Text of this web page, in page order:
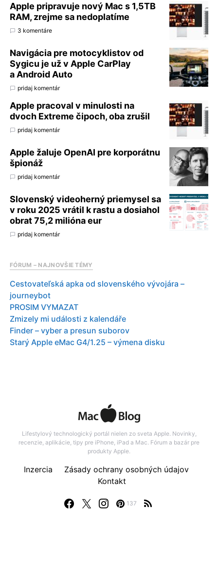
Apple pripravuje nový Mac s 1,5TB
RAM, zrejme sa nedoplatíme
3 komentáre
Navigácia pre motocyklistov od
Sygicu je už v Apple CarPlay
a Android Auto
pridaj komentár
Apple pracoval v minulosti na
dvoch Extreme čipoch, oba zrušil
pridaj komentár
Apple žaluje OpenAI pre korporátnu
špionáž
pridaj komentár
Slovenský videoherný priemysel sa
v roku 2025 vrátil k rastu a dosiahol
obrat 75,2 milióna eur
pridaj komentár
FÓRUM – NAJNOVŠIE TÉMY
Cestovateľská apka od slovenského vývojára –
journeybot
PROSIM VYMAZAT
Zmizely mi události z kalendáře
Finder – vyber a presun suborov
Starý Apple eMac G4/1.25 – výmena disku
Lifestylový technologický portál nielen zo sveta Apple. Novinky,
recenzie, aplikácie, tipy pre iPhone, iPad a Mac. Fórum a bazár pre
produkty Apple.
137
Inzercia
Zásady ochrany osobných údajov
Kontakt